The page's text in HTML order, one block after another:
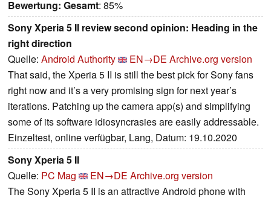
Bewertung: Gesamt: 85%
Sony Xperia 5 II review second opinion: Heading in the
right direction
Quelle: Android Authority EN→DE Archive.org version
That said, the Xperia 5 II is still the best pick for Sony fans
right now and it’s a very promising sign for next year’s
iterations. Patching up the camera app(s) and simplifying
some of its software idiosyncrasies are easily addressable.
Einzeltest, online verfügbar, Lang, Datum: 19.10.2020
Sony Xperia 5 II
Quelle: PC Mag EN→DE Archive.org version
The Sony Xperia 5 II is an attractive Android phone with